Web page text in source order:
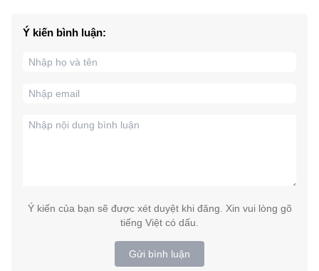
Ý kiến bình luận:
Ý kiến của bạn sẽ được xét duyệt khi đăng. Xin vui lòng gõ
tiếng Việt có dấu.
Gửi bình luận